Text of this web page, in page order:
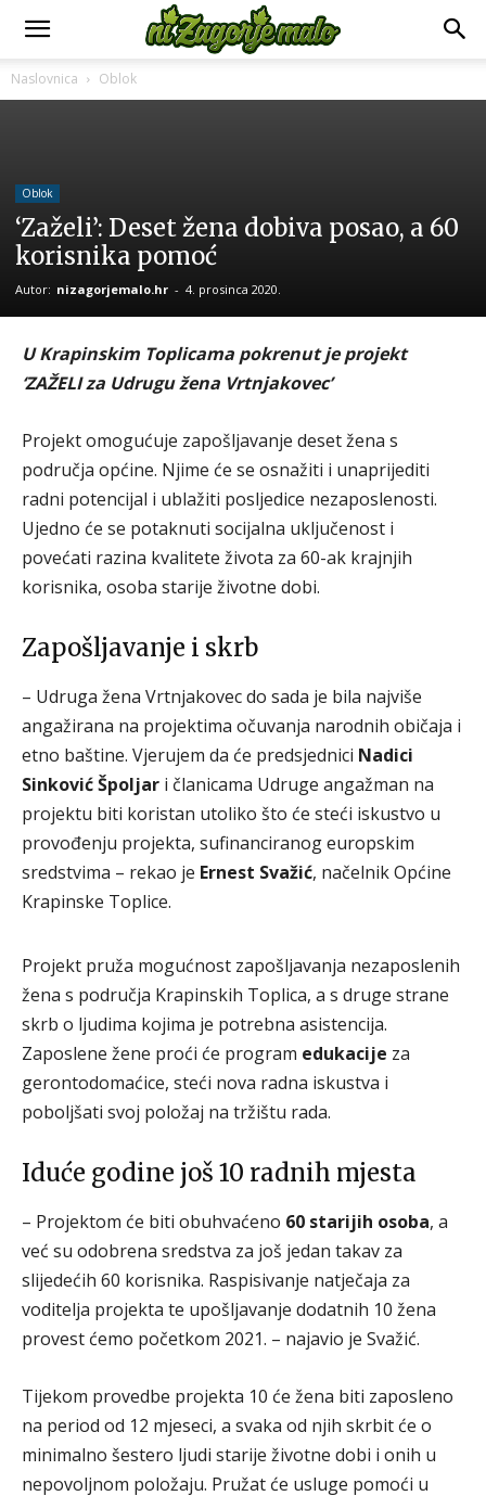
Naslovnica Oblok
Oblok
‘Zaželi’: Deset žena dobiva posao, a 60
korisnika pomoć
Autor: nizagorjemalo.hr - 4. prosinca 2020.
U Krapinskim Toplicama pokrenut je projekt
‘ZAŽELI za Udrugu žena Vrtnjakovec’
Projekt omogućuje zapošljavanje deset žena s
područja općine. Njime će se osnažiti i unaprijediti
radni potencijal i ublažiti posljedice nezaposlenosti.
Ujedno će se potaknuti socijalna uključenost i
povećati razina kvalitete života za 60-ak krajnjih
korisnika, osoba starije životne dobi.
Zapošljavanje i skrb
– Udruga žena Vrtnjakovec do sada je bila najviše
angažirana na projektima očuvanja narodnih običaja i
etno baštine. Vjerujem da će predsjednici Nadici
Sinković Špoljar i članicama Udruge angažman na
projektu biti koristan utoliko što će steći iskustvo u
provođenju projekta, sufinanciranog europskim
sredstvima – rekao je Ernest Svažić, načelnik Općine
Krapinske Toplice.
Projekt pruža mogućnost zapošljavanja nezaposlenih
žena s područja Krapinskih Toplica, a s druge strane
skrb o ljudima kojima je potrebna asistencija.
Zaposlene žene proći će program edukacije za
gerontodomaćice, steći nova radna iskustva i
poboljšati svoj položaj na tržištu rada.
Iduće godine još 10 radnih mjesta
– Projektom će biti obuhvaćeno 60 starijih osoba, a
već su odobrena sredstva za još jedan takav za
slijedećih 60 korisnika. Raspisivanje natječaja za
voditelja projekta te upošljavanje dodatnih 10 žena
provest ćemo početkom 2021. – najavio je Svažić.
Tijekom provedbe projekta 10 će žena biti zaposleno
na period od 12 mjeseci, a svaka od njih skrbit će o
minimalno šestero ljudi starije životne dobi i onih u
nepovoljnom položaju. Pružat će usluge pomoći u